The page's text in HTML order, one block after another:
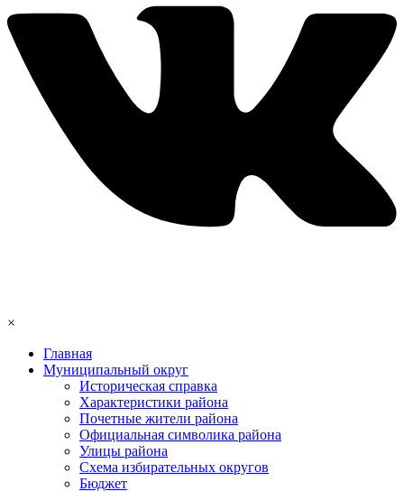
×
Главная
Муниципальный округ
Историческая справка
Характеристики района
Почетные жители района
Официальная символика района
Улицы района
Схема избирательных округов
Бюджет